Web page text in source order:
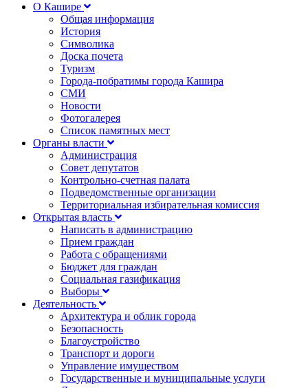
О Кашире
Общая информация
История
Символика
Доска почета
Туризм
Города-побратимы города Кашира
СМИ
Новости
Фотогалерея
Список памятных мест
Органы власти
Администрация
Совет депутатов
Контрольно-счетная палата
Подведомственные организации
Территориальная избирательная комиссия
Открытая власть
Написать в администрацию
Прием граждан
Работа с обращениями
Бюджет для граждан
Социальная газификация
Выборы
Деятельность
Архитектура и облик города
Безопасность
Благоустройство
Транспорт и дороги
Управление имуществом
Государственные и муниципальные услуги